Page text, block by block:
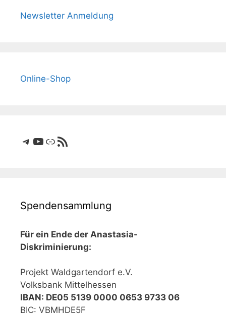
Newsletter Anmeldung
Online-Shop
Telegram
YouTube
LinkRSS-Feed
Spendensammlung
Für ein Ende der Anastasia-
Diskriminierung:
Projekt Waldgartendorf e.V.
Volksbank Mittelhessen
IBAN: DE05 5139 0000 0653 9733 06
BIC: VBMHDE5F